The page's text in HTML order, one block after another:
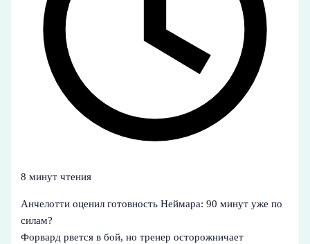
8 минут чтения
Анчелотти оценил готовность Неймара: 90 минут уже по
силам?
Форвард рвется в бой, но тренер осторожничает